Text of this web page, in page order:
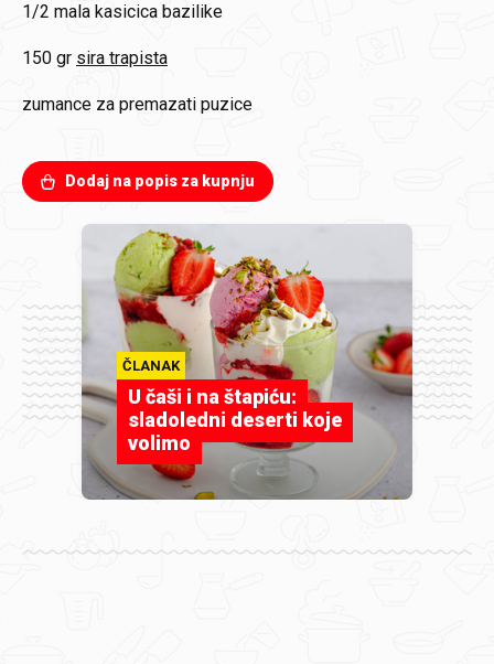
1/2 mala kasicica bazilike
150 gr sira trapista
zumance za premazati puzice
Dodaj na popis za kupnju
ČLANAK
U čaši i na štapiću:
sladoledni deserti koje
volimo